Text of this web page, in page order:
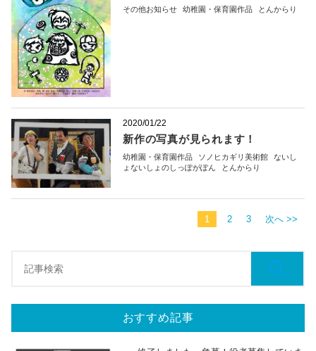
その他お知らせ 幼稚園・保育園作品 とんからり
2020/01/22
新作の写真が見られます！
幼稚園・保育園作品 ソノヒカギリ美術館
ないし
ょないしょのしっぽがぽん
とんからり
1 2 3 次へ >>
おすすめ記事